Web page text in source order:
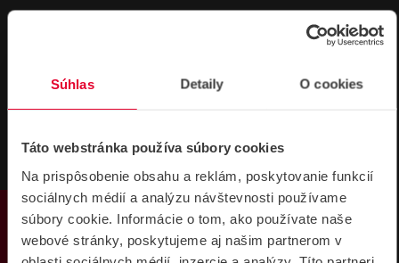
Súhlas Detaily O cookies
Táto webstránka používa súbory cookies
Na prispôsobenie obsahu a reklám, poskytovanie funkcií
sociálnych médií a analýzu návštevnosti používame
súbory cookie. Informácie o tom, ako používate naše
webové stránky, poskytujeme aj našim partnerom v
PRODUKTY